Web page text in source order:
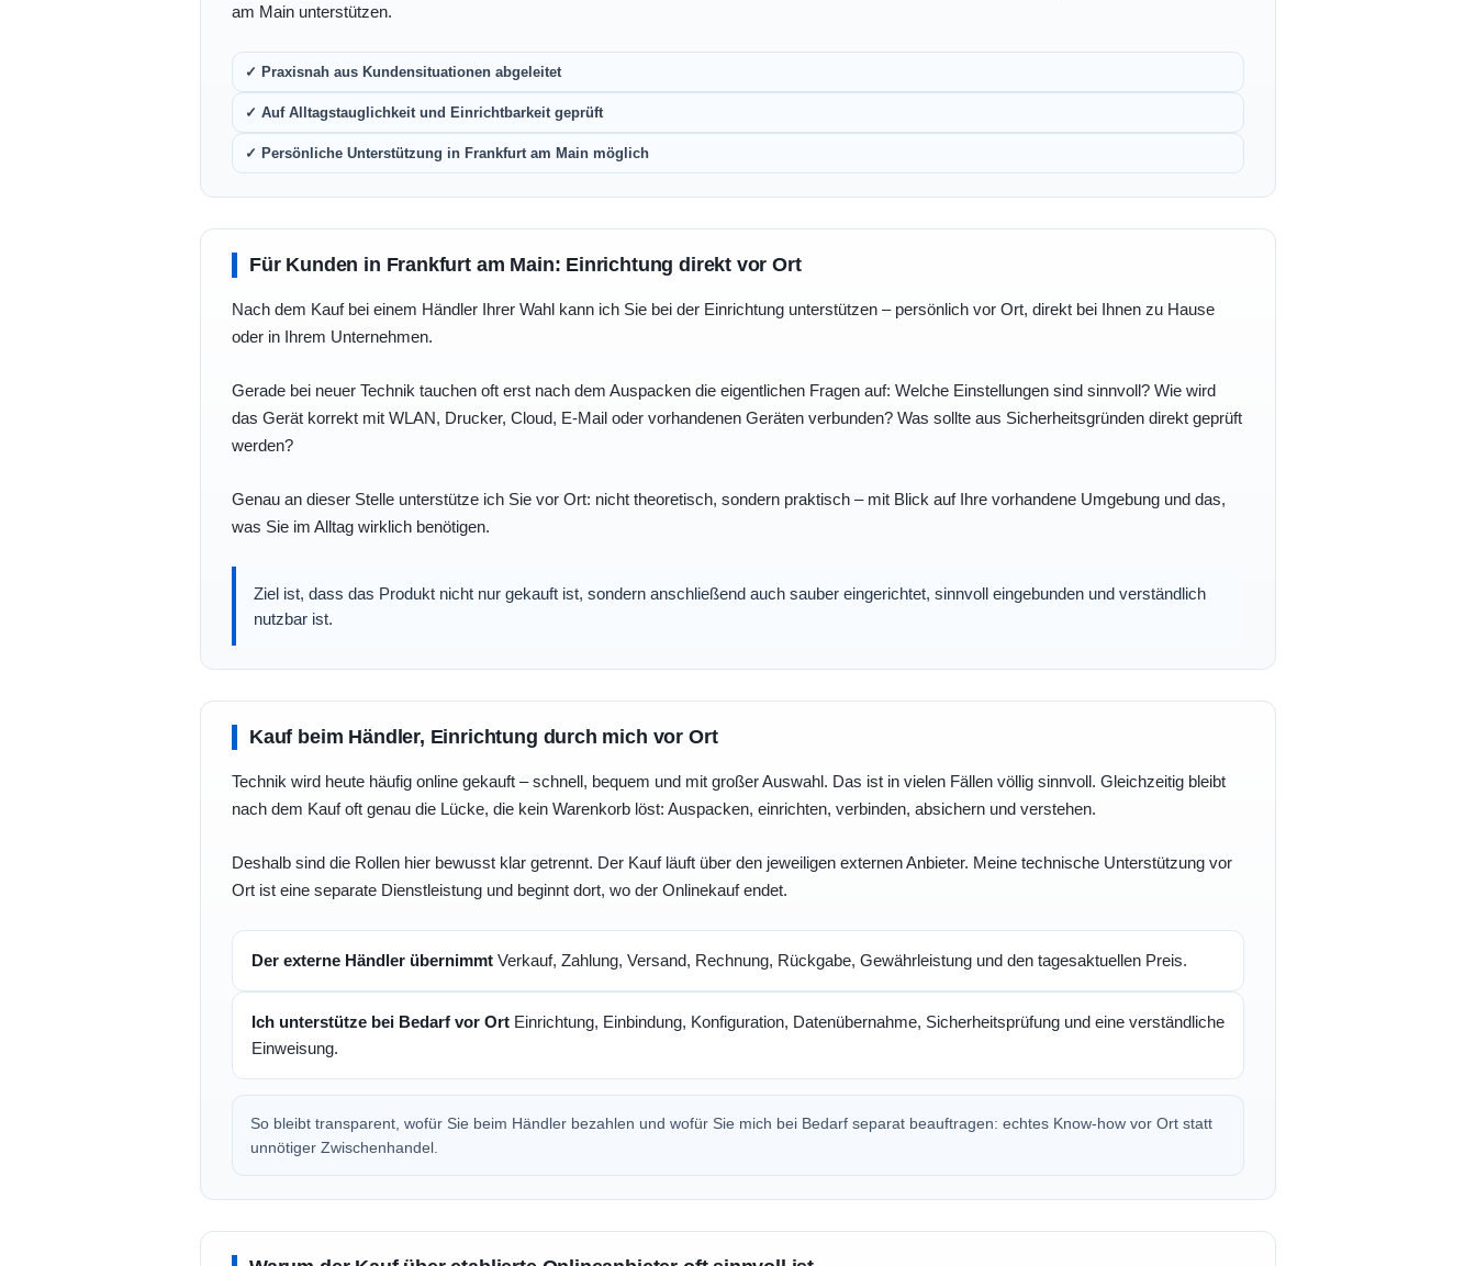
am Main unterstützen.
✓ Praxisnah aus Kundensituationen abgeleitet
✓ Auf Alltagstauglichkeit und Einrichtbarkeit geprüft
✓ Persönliche Unterstützung in Frankfurt am Main möglich
Für Kunden in Frankfurt am Main: Einrichtung direkt vor Ort
Nach dem Kauf bei einem Händler Ihrer Wahl kann ich Sie bei der Einrichtung unterstützen – persönlich vor Ort, direkt bei Ihnen zu Hause
oder in Ihrem Unternehmen.
Gerade bei neuer Technik tauchen oft erst nach dem Auspacken die eigentlichen Fragen auf: Welche Einstellungen sind sinnvoll? Wie wird
das Gerät korrekt mit WLAN, Drucker, Cloud, E-Mail oder vorhandenen Geräten verbunden? Was sollte aus Sicherheitsgründen direkt geprüft
werden?
Genau an dieser Stelle unterstütze ich Sie vor Ort: nicht theoretisch, sondern praktisch – mit Blick auf Ihre vorhandene Umgebung und das,
was Sie im Alltag wirklich benötigen.
Ziel ist, dass das Produkt nicht nur gekauft ist, sondern anschließend auch sauber eingerichtet, sinnvoll eingebunden und verständlich
nutzbar ist.
Kauf beim Händler, Einrichtung durch mich vor Ort
Technik wird heute häufig online gekauft – schnell, bequem und mit großer Auswahl. Das ist in vielen Fällen völlig sinnvoll. Gleichzeitig bleibt
nach dem Kauf oft genau die Lücke, die kein Warenkorb löst: Auspacken, einrichten, verbinden, absichern und verstehen.
Deshalb sind die Rollen hier bewusst klar getrennt. Der Kauf läuft über den jeweiligen externen Anbieter. Meine technische Unterstützung vor
Ort ist eine separate Dienstleistung und beginnt dort, wo der Onlinekauf endet.
Der externe Händler übernimmt Verkauf, Zahlung, Versand, Rechnung, Rückgabe, Gewährleistung und den tagesaktuellen Preis.
Ich unterstütze bei Bedarf vor Ort Einrichtung, Einbindung, Konfiguration, Datenübernahme, Sicherheitsprüfung und eine verständliche
Einweisung.
So bleibt transparent, wofür Sie beim Händler bezahlen und wofür Sie mich bei Bedarf separat beauftragen: echtes Know-how vor Ort statt
unnötiger Zwischenhandel.